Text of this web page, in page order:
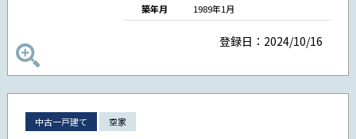
築年月
1989年1月
登録日：2024/10/16
中古一戸建て 空家